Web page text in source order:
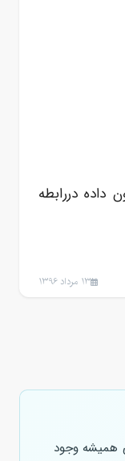
دررابطه
13 مرداد 1396
همیشه وجود